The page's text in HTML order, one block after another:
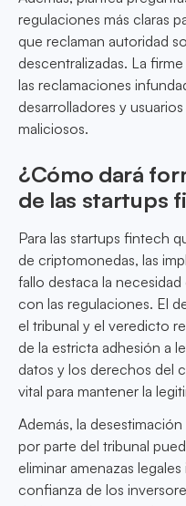
regulaciones más claras
que reclaman autoridad
descentralizadas. La
las reclamaciones
desarrolladores y
maliciosos.
¿Cómo dará
de las startups
Para las startups fintech
de criptomonedas, las
fallo destaca la
con las regulaciones. El
el tribunal y el veredicto
de la estricta adhesión a
datos y los derechos del
vital para mantener la
Además, la
por parte del tribunal
eliminar amenazas
confianza de los